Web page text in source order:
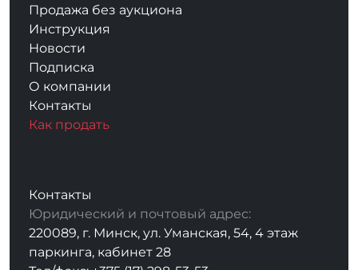
Продажа без аукциона
Инструкция
Новости
Подписка
О компании
Контакты
Как продать
Контакты
Юридический и почтовый адрес:
220089, г. Минск, ул. Уманская, 54, 4 этаж
паркинга, кабинет 28